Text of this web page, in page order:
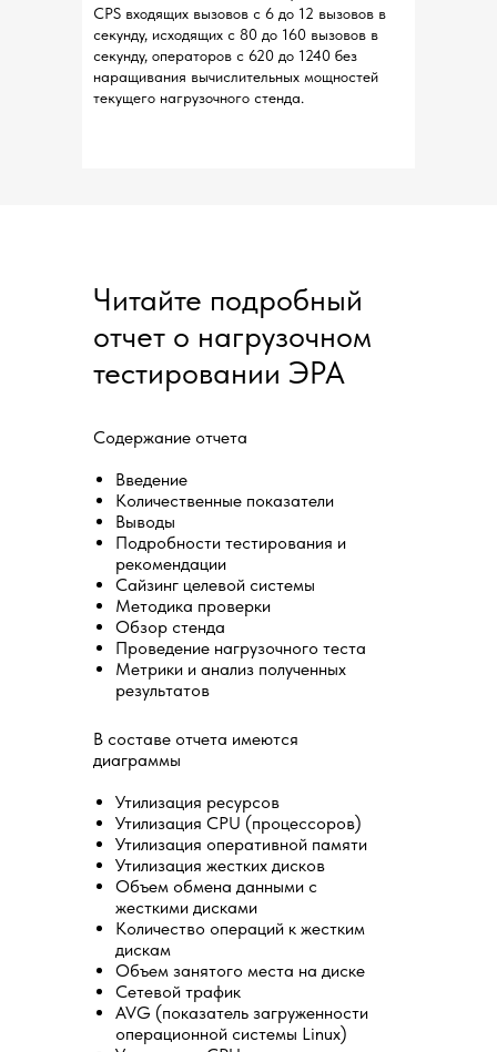
CPS входящих вызовов с 6 до 12 вызовов в
секунду, исходящих с 80 до 160 вызовов в
секунду, операторов с 620 до 1240 без
наращивания вычислительных мощностей
текущего нагрузочного стенда.
Читайте подробный
отчет о нагрузочном
тестировании ЭРА
Содержание отчета
Введение
Количественные показатели
Выводы
Подробности тестирования и
рекомендации
Сайзинг целевой системы
Методика проверки
Обзор стенда
Проведение нагрузочного теста
Метрики и анализ полученных
результатов
В составе отчета имеются
диаграммы
Утилизация ресурсов
Утилизация CPU (процессоров)
Утилизация оперативной памяти
Утилизация жестких дисков
Объем обмена данными с
жесткими дисками
Количество операций к жестким
дискам
Объем занятого места на диске
Сетевой трафик
AVG (показатель загруженности
операционной системы Linux)
* Имя и фамилия
Название компании
* Номер телефона
Ваше сообщение
Остались вопросы?